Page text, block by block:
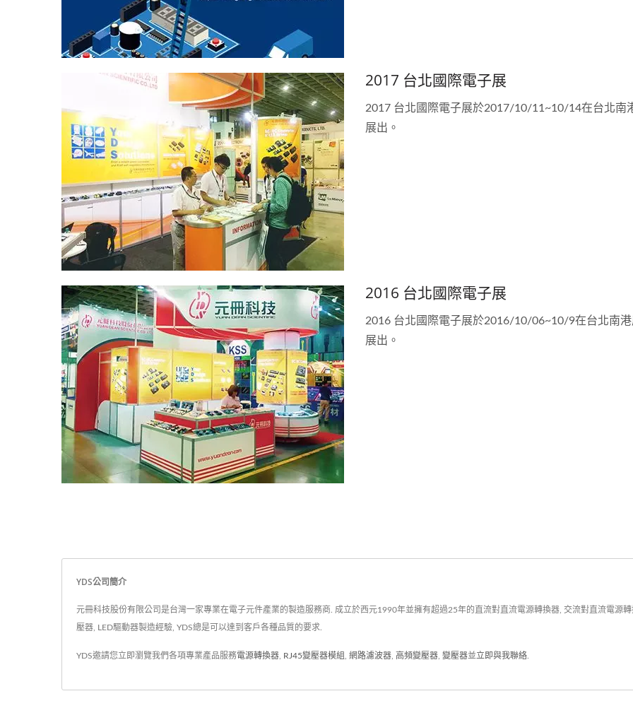
2017 台北國際電子展
2017 台北國際電子展於2017/10/11~10/14在台北南
展出。
2016 台北國際電子展
2016 台北國際電子展於2016/10/06~10/9在台北南港
展出。
YDS公司簡介
元冊科技股份有限公司是台灣一家專業在電子元件產業的製造服務商. 成立於西元1990年並擁有超過25年的直流對直流電源轉換器, 交流對直流電源
壓器, LED驅動器製造經驗, YDS總是可以達到客戶各種品質的要求.
YDS邀請您立即瀏覽我們各項專業產品服務電源轉換器 RJ45變壓器模組 網路濾波器 高頻變壓器 變壓器並立即與我聯絡